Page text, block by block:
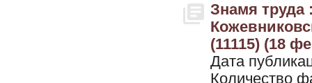
Знамя труда
(11115) (18
Дата
Количество